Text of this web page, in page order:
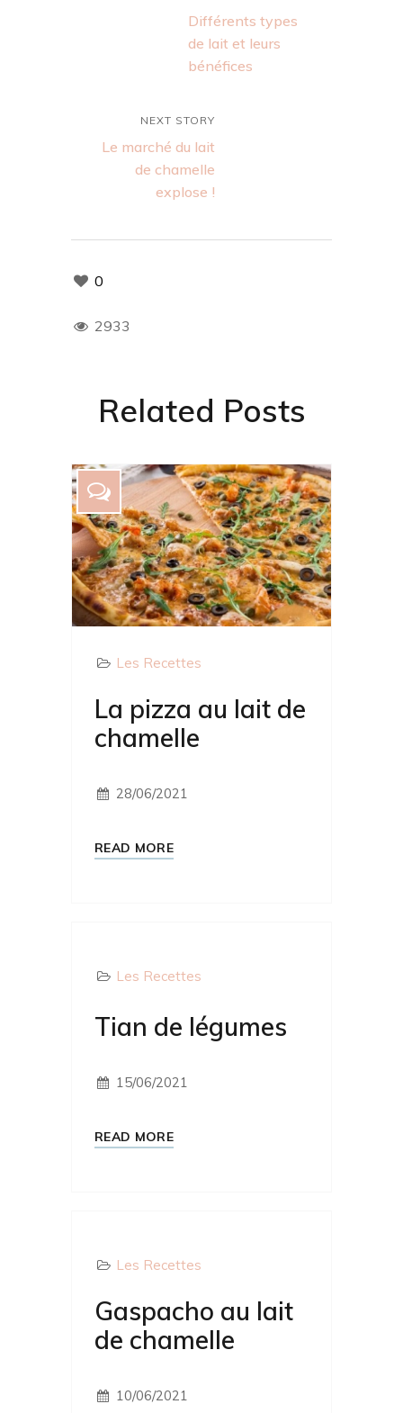
Différents types
de lait et leurs
bénéfices
NEXT STORY
Le marché du lait
de chamelle
explose !
0
2933
Related Posts
Les Recettes
La pizza au lait de
chamelle
28/06/2021
READ MORE
Les Recettes
Tian de légumes
15/06/2021
READ MORE
Les Recettes
Gaspacho au lait
de chamelle
10/06/2021